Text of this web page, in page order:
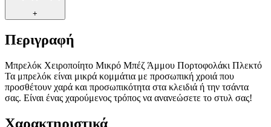
+
Περιγραφή
Μπρελόκ Χειροποίητο Μικρό Μπέζ Άμμου Πορτοφολάκι Πλεκτό
Τα μπρελόκ είναι μικρά κομμάτια με προσωπική χροιά που
προσθέτουν χαρά και προσωπικότητα στα κλειδιά ή την τσάντα
σας. Είναι ένας χαρούμενος τρόπος να ανανεώσετε το στυλ σας!
Χαρακτηριστικά